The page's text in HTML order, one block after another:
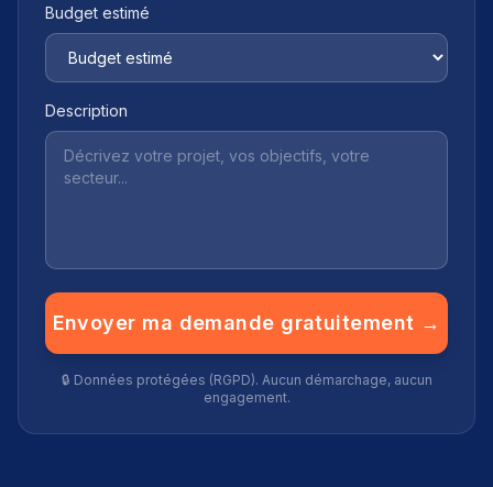
Budget estimé
Description
Envoyer ma demande gratuitement →
🔒 Données protégées (RGPD). Aucun démarchage, aucun
engagement.